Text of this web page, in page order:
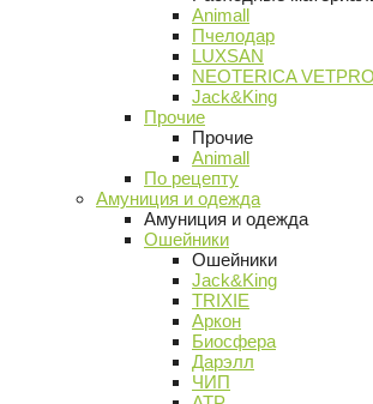
Animall
Пчелодар
LUXSAN
NEOTERICA VETPRO
Jack&King
Прочие
Прочие
Animall
По рецепту
Амуниция и одежда
Амуниция и одежда
Ошейники
Ошейники
Jack&King
TRIXIE
Аркон
Биосфера
Дарэлл
ЧИП